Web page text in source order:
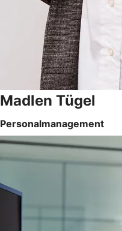
Madlen Tügel
Personalmanagement